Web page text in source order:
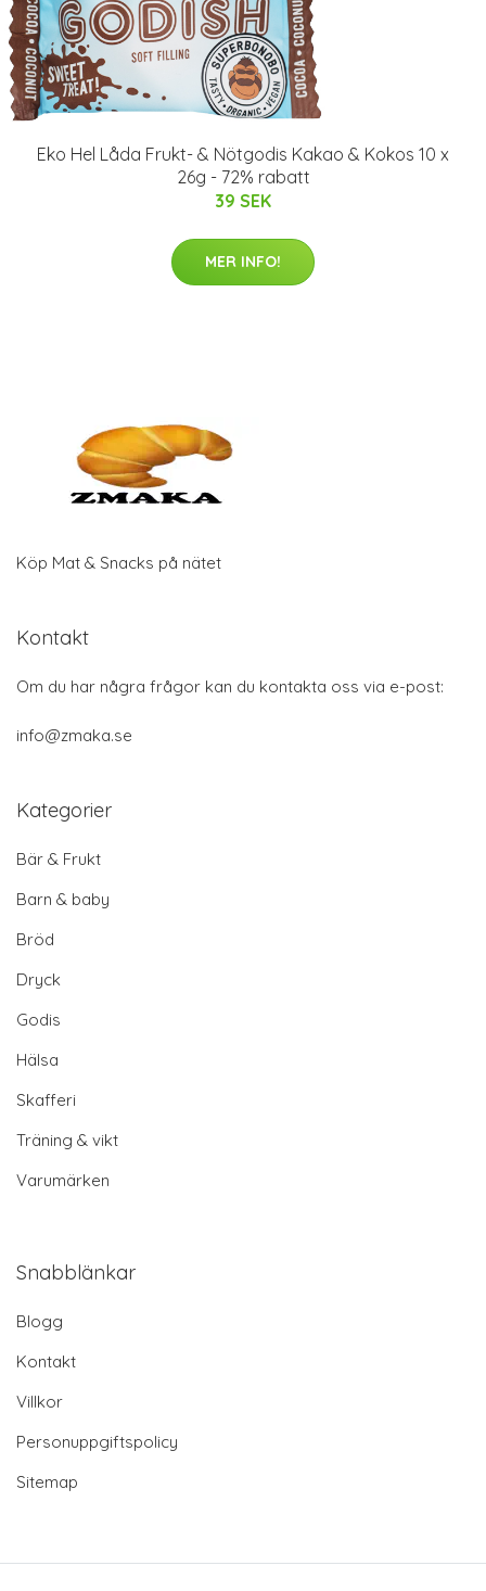
Eko Hel Låda Frukt- & Nötgodis Kakao & Kokos 10 x
26g - 72% rabatt
39 SEK
MER INFO!
Köp Mat & Snacks på nätet
Kontakt
Om du har några frågor kan du kontakta oss via e-post:
info@zmaka.se
Kategorier
Bär & Frukt
Barn & baby
Bröd
Dryck
Godis
Hälsa
Skafferi
Träning & vikt
Varumärken
Snabblänkar
Blogg
Kontakt
Villkor
Personuppgiftspolicy
Sitemap